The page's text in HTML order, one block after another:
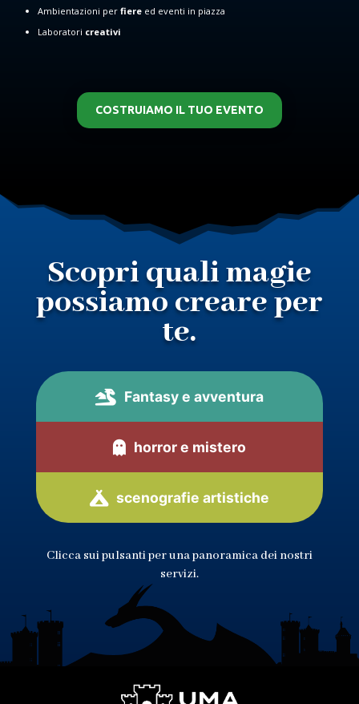
Ambientazioni per fiere ed eventi in piazza
Laboratori creativi
COSTRUIAMO IL TUO EVENTO
Scopri quali magie
possiamo creare per
te.
Fantasy e avventura
horror e mistero
scenografie artistiche
Clicca sui pulsanti per una panoramica dei nostri
servizi.